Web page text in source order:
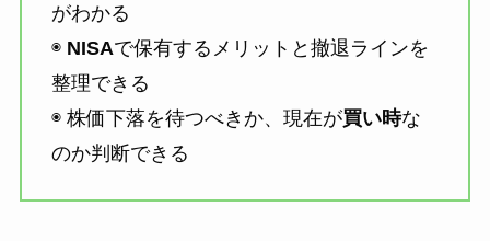
がわかる
◉ NISAで保有するメリットと撤退ラインを
整理できる
◉ 株価下落を待つべきか、現在が買い時な
のか判断できる